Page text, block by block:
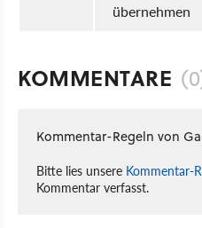
übernehmen
KOMMENTARE
Kommentar-Regeln von
Bitte lies unsere Kommentar-
Kommentar verfasst.